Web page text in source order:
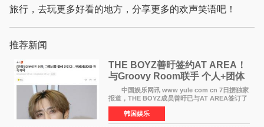
旅行，去玩更多好看的地方，分享更多的欢声笑语吧！
推荐新闻
THE BOYZ善旴签约AT AREA！
与Groovy Room联手 个人+团体
活动并行
中国娱乐网讯 www yule com cn 7日据独家
报道，THE BOYZ成员善旴已与AT AREA签订了
专属合约。AT AREA是由知名制作人组合
Groovy Room创立的hip-hop厂牌，旗下拥有多
位实力派音乐人，在韩
韩国娱乐